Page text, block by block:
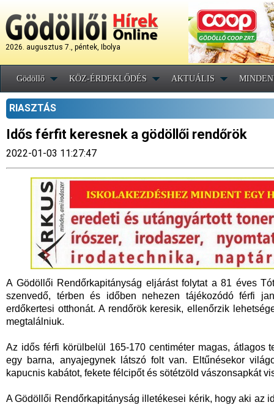
2026. augusztus 7., péntek, Ibolya
Gödöllő KÖZ-ÉRDEKLŐDÉS AKTUÁLIS
RIASZTÁS
Idős férfit keresnek a gödöllői rendőrök
2022-01-03 11:27:47
A Gödöllői Rendőrkapitányság eljárást folytat a 81 éves
szenvedő, térben és időben nehezen tájékozódó férfi
erdőkertesi otthonát. A rendőrök keresik, ellenőrzik
megtalálniuk.
Az idős férfi körülbelül 165-170 centiméter magas, átlagos
egy barna, anyajegynek látszó folt van. Eltűnésekor
kapucnis kabátot, fekete félcipőt és sötétzöld vászonsapkát
A Gödöllői Rendőrkapitányság illetékesei kérik, hogy aki az